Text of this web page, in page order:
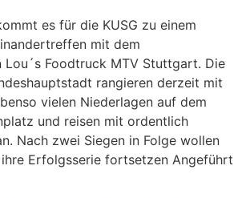
es für die KUSG zu einem
mit dem
Lou´s Foodtruck MTV Stuttgart. Die
rangieren derzeit mit
vielen Niederlagen auf dem
und reisen mit ordentlich
Nach zwei Siegen in Folge wollen
Erfolgsserie fortsetzen Angeführt